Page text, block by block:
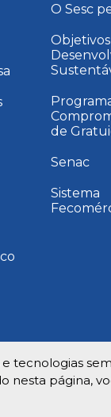
O Sesc
de
Senac
Sistema
e tecnologias
nesta página,